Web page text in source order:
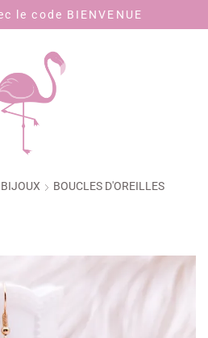
BIENVENUE
BIJOUX BOUCLES D'OREILLES